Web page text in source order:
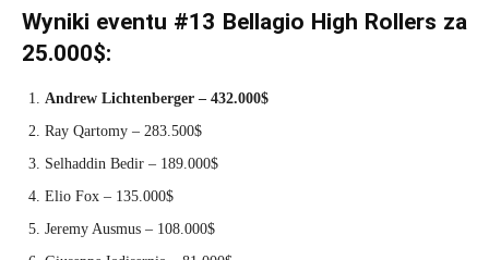
Wyniki eventu #13 Bellagio High Rollers za
25.000$:
Andrew Lichtenberger – 432.000$
Ray Qartomy – 283.500$
Selhaddin Bedir – 189.000$
Elio Fox – 135.000$
Jeremy Ausmus – 108.000$